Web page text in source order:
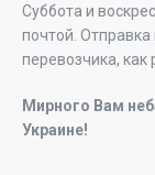
Суббота и
почтой. Отправка
перевозчика, как
Мирного Вам
Украине!